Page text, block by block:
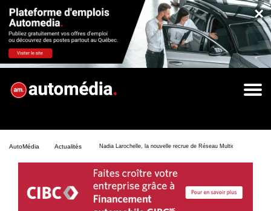
×
AutoMédia Actualités Nadia Larochelle, la nouvelle recrue de Réseau